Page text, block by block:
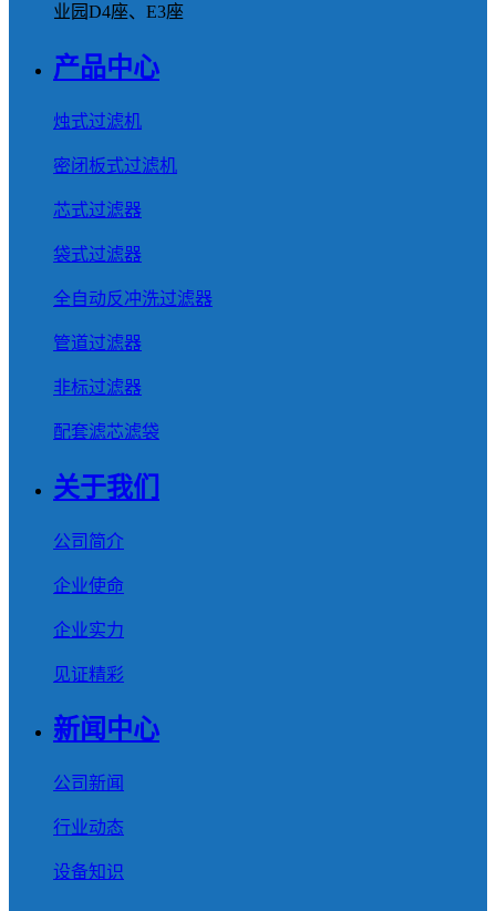
业园D4座、E3座
产品中心
烛式过滤机
密闭板式过滤机
芯式过滤器
袋式过滤器
全自动反冲洗过滤器
管道过滤器
非标过滤器
配套滤芯滤袋
关于我们
公司简介
企业使命
企业实力
见证精彩
新闻中心
公司新闻
行业动态
设备知识